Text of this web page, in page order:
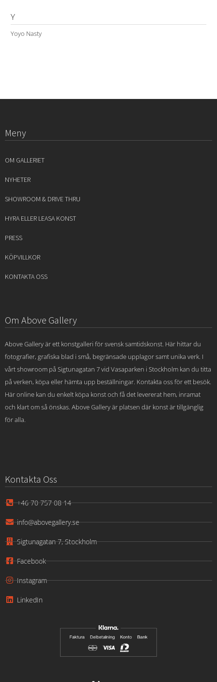
Y
Yoyo Nasty
Meny
OM GALLERIET
NYHETER
SHOWROOM & DRIVE THRU
HYRA ELLER LEASA KONST
PRESS
KÖPVILLKOR
KONTAKTA OSS
Om Above Gallery
Above Gallery är ett konstgalleri för svensk samtidskonst. Här hittar du
fotografier, grafiska blad i små, begränsade upplagor samt unika verk. I
vårt showroom på Sigtunagatan 7 vid Vasaparken i Stockholm kan du titta
på verken, köpa eller hämta upp beställningar. Kontakta oss för ett besök.
Här online kan du enkelt köpa konst och få det levererat hem, inramat
och klart om så önskas. Above Gallery är platsen där konst är tillgänglig
för alla.
Kontakta Oss
+46 70 757 08 14
info@abovegallery.se
Sigtunagatan 7, Stockholm
Facebook
Instagram
LinkedIn